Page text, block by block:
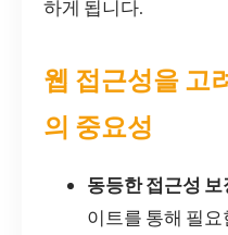
하게 됩니다.
웹 접근성을 고
의 중요성
동등한 접근성 보
이트를 통해 필요